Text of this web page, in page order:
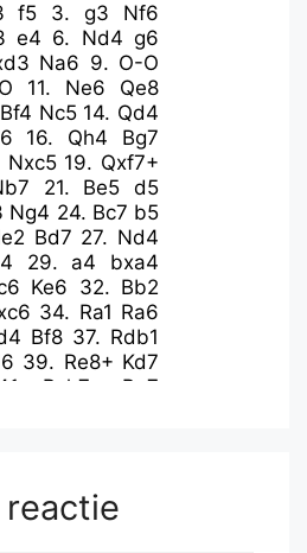
f5 3.g3
Nf6
e4 6. Nd4 g6
Na6 9. O-O
11. Ne6
Qe8
Bf4 Nc5 14. Qd4
16. Qh4
Bg7
Nxc5 19. Qxf7+
21. Be5
d5
Ng4 24. Bc7 b5
Bd7 27. Nd4
29. a4
bxa4
Ke6 32. Bb2
34. Ra1 Ra6
Bf8 37. Rdb1
39. Re8+ Kd7
41. Rxh7+
Be7
reactie